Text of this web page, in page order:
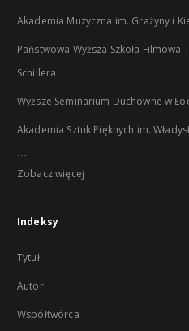
Akademia Muzyczna im. Grażyny i
Państwowa Wyższa Szkoła Filmowa
Schillera
Wyższe Seminarium Duchowne w
Akademia Sztuk Pięknych im.
...
Zobacz więcej
Indeksy
Tytuł
Autor
Współtwórca